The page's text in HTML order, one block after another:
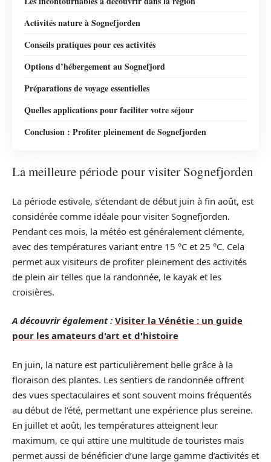
Activités nature à Sognefjorden
Conseils pratiques pour ces activités
Options d’hébergement au Sognefjord
Préparations de voyage essentielles
Quelles applications pour faciliter votre séjour
Conclusion : Profiter pleinement de Sognefjorden
La meilleure période pour visiter Sognefjorden
La période estivale, s’étendant de début juin à fin août, est
considérée comme idéale pour visiter Sognefjorden.
Pendant ces mois, la météo est généralement clémente,
avec des températures variant entre 15 °C et 25 °C. Cela
permet aux visiteurs de profiter pleinement des activités
de plein air telles que la randonnée, le kayak et les
croisières.
A découvrir également : Visiter la Vénétie : un guide
pour les amateurs d'art et d'histoire
En juin, la nature est particulièrement belle grâce à la
floraison des plantes. Les sentiers de randonnée offrent
des vues spectaculaires et sont souvent moins fréquentés
au début de l’été, permettant une expérience plus sereine.
En juillet et août, les températures atteignent leur
maximum, ce qui attire une multitude de touristes mais
permet aussi de bénéficier d’une large gamme d’activités et